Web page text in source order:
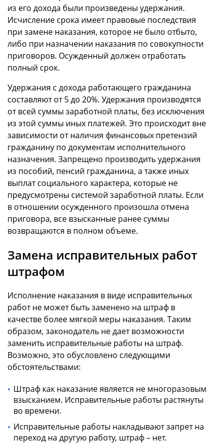
из его дохода были произведены удержания.
Исчисление срока имеет правовые последствия
при замене наказания, которое не было отбыто,
либо при назначении наказания по совокупности
приговоров. Осужденный должен отработать
полный срок.
Удержания с дохода работающего гражданина
составляют от 5 до 20%. Удержания производятся
от всей суммы заработной платы, без исключения
из этой суммы иных платежей. Это происходит вне
зависимости от наличия финансовых претензий
гражданину по документам исполнительного
назначения. Запрещено производить удержания
из пособий, пенсий гражданина, а также иных
выплат социального характера, которые не
предусмотрены системой заработной платы. Если
в отношении осужденного произошла отмена
приговора, все взысканные ранее суммы
возвращаются в полном объеме.
Замена исправительных работ
штрафом
Исполнение наказания в виде исправительных
работ не может быть заменено на штраф в
качестве более мягкой меры наказания. Таким
образом, законодатель не дает возможности
заменить исправительные работы на штраф.
Возможно, это обусловлено следующими
обстоятельствами:
Штраф как наказание является не многоразовым
взысканием. Исправительные работы растянуты
во времени.
Исправительные работы накладывают запрет на
переход на другую работу, штраф – нет.